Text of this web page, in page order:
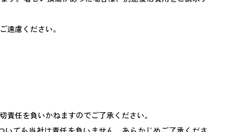
遠慮ください。
任を負いかねますのでご了承ください。